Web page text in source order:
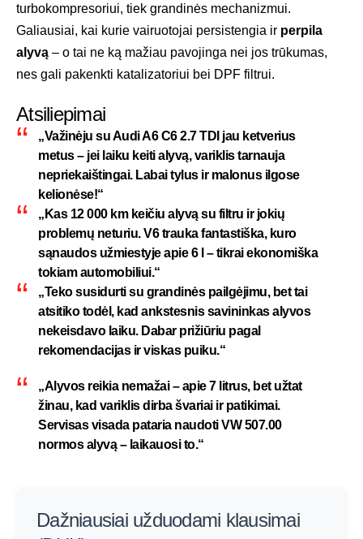
turbokompresoriui, tiek grandinės mechanizmui.
Galiausiai, kai kurie vairuotojai persistengia ir perpila
alyvą – o tai ne ką mažiau pavojinga nei jos trūkumas,
nes gali pakenkti katalizatoriui bei DPF filtrui.
Atsiliepimai
„Važinėju su Audi A6 C6 2.7 TDI jau ketverius
metus – jei laiku keiti alyvą, variklis tarnauja
nepriekaištingai. Labai tylus ir malonus ilgose
kelionėse!“
„Kas 12 000 km keičiu alyvą su filtru ir jokių
problemų neturiu. V6 trauka fantastiška, kuro
sąnaudos užmiestyje apie 6 l – tikrai ekonomiška
tokiam automobiliui.“
„Teko susidurti su grandinės pailgėjimu, bet tai
atsitiko todėl, kad ankstesnis savininkas alyvos
nekeisdavo laiku. Dabar prižiūriu pagal
rekomendacijas ir viskas puiku.“
„Alyvos reikia nemažai – apie 7 litrus, bet užtat
žinau, kad variklis dirba švariai ir patikimai.
Servisas visada pataria naudoti VW 507.00
normos alyvą – laikauosi to.“
Dažniausiai užduodami klausimai